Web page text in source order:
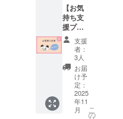
提供す
る体験
プログ
ラムの
料金に
充てる
ことが
できま
す。 ・
ご希望
の方に
は、パ
兼用）5
点 サ
イズ展
開：S,
M, L,XL
カ
ラー：
ホワイ
ト ※画
像は製
作中の
イメー
【お気
持ち支
援プラ
ンC：
50,000
円】 こ
のプラ
ンは、
「リ
ターン
は要ら
ないけ
支援
者：
3人
お届
け予
定：
2025
年11
月
こ
の